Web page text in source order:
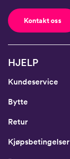
Kontakt oss
HJELP
Kundeservice
Bytte
Retur
Kjøpsbetingelser